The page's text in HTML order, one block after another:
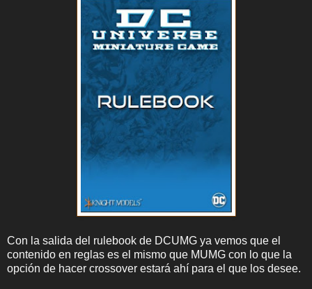
Con la salida del rulebook de DCUMG ya vemos que el
contenido en reglas es el mismo que MUMG con lo que la
opción de hacer crossover estará ahí para el que los desee.